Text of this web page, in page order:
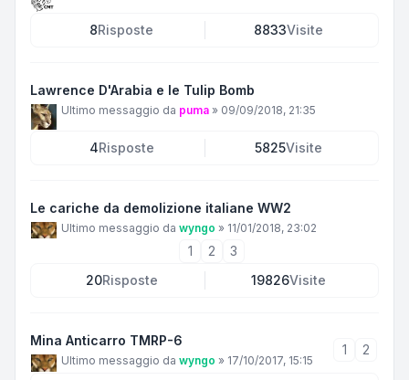
8Risposte 8833Visite
Lawrence D'Arabia e le Tulip Bomb
Ultimo messaggio da puma » 09/09/2018, 21:35
4Risposte 5825Visite
Le cariche da demolizione italiane WW2
Ultimo messaggio da wyngo » 11/01/2018, 23:02
1 2
3
20Risposte 19826Visite
Mina Anticarro TMRP-6
Ultimo messaggio da wyngo » 17/10/2017, 15:15
1 2